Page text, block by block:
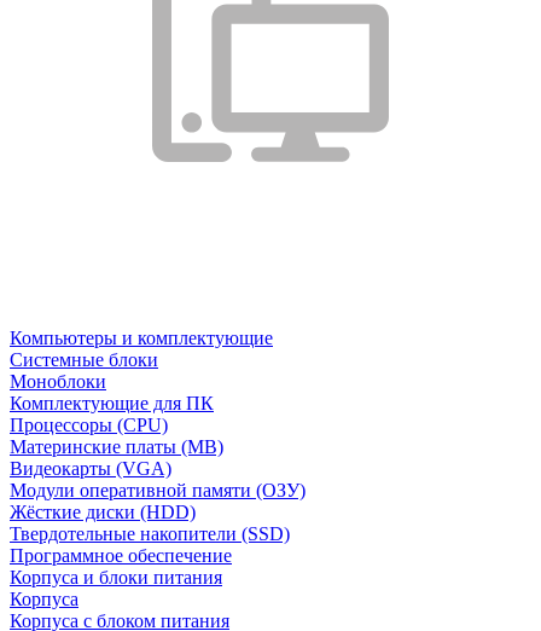
Компьютеры и комплектующие
Системные блоки
Моноблоки
Комплектующие для ПК
Процессоры (CPU)
Материнские платы (MB)
Видеокарты (VGA)
Модули оперативной памяти (ОЗУ)
Жёсткие диски (HDD)
Твердотельные накопители (SSD)
Программное обеспечение
Корпуса и блоки питания
Корпуса
Корпуса с блоком питания